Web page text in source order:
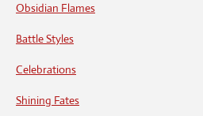
Obsidian Flames
Battle Styles
Celebrations
Shining Fates